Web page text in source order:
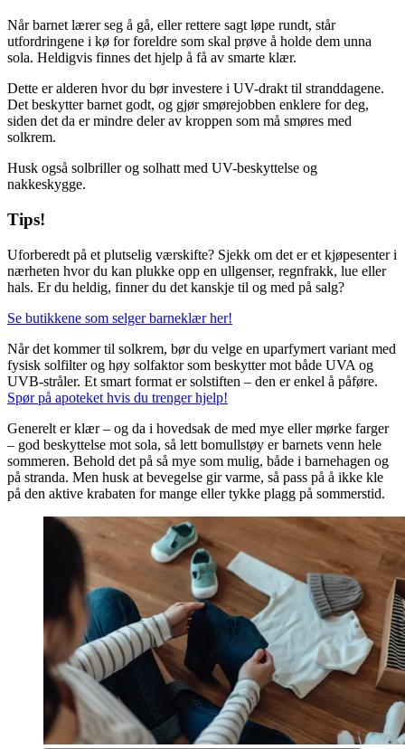
Når barnet lærer seg å gå, eller rettere sagt løpe rundt, står
utfordringene i kø for foreldre som skal prøve å holde dem unna
sola. Heldigvis finnes det hjelp å få av smarte klær.
Dette er alderen hvor du bør investere i UV-drakt til stranddagene.
Det beskytter barnet godt, og gjør smørejobben enklere for deg,
siden det da er mindre deler av kroppen som må smøres med
solkrem.
Husk også solbriller og solhatt med UV-beskyttelse og
nakkeskygge.
Tips!
Uforberedt på et plutselig værskifte? Sjekk om det er et kjøpesenter i
nærheten hvor du kan plukke opp en ullgenser, regnfrakk, lue eller
hals. Er du heldig, finner du det kanskje til og med på salg?
Se butikkene som selger barneklær her!
Når det kommer til solkrem, bør du velge en uparfymert variant med
fysisk solfilter og høy solfaktor som beskytter mot både UVA og
UVB-stråler. Et smart format er solstiften – den er enkel å påføre.
Spør på apoteket hvis du trenger hjelp!
Generelt er klær – og da i hovedsak de med mye eller mørke farger
– god beskyttelse mot sola, så lett bomullstøy er barnets venn hele
sommeren. Behold det på så mye som mulig, både i barnehagen og
på stranda. Men husk at bevegelse gir varme, så pass på å ikke kle
på den aktive krabaten for mange eller tykke plagg på sommerstid.